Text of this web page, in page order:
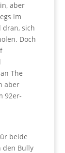
aber
im
dran, sich
Doch
The
aber
92er-
beide
den Bully